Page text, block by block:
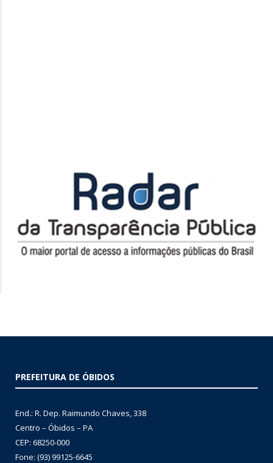
PREFEITURA DE ÓBIDOS
End.: R. Dep. Raimundo Chaves, 338
Centro – Óbidos – PA
CEP: 68250-000
Fone: (93) 99125-6645